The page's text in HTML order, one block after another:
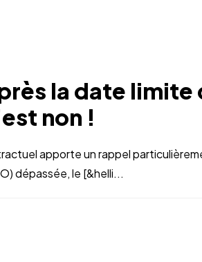
la date
non !
apporte un rappel
dépassée, le [&helli...